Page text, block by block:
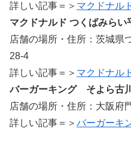
詳しい記事＝＞ マクドナル
マクドナルド つくばみらい
店舗の場所・住所：茨城県
28-4
詳しい記事＝＞ マクドナル
バーガーキング そよら古
店舗の場所・住所：大阪府
詳しい記事＝＞ バーガーキ